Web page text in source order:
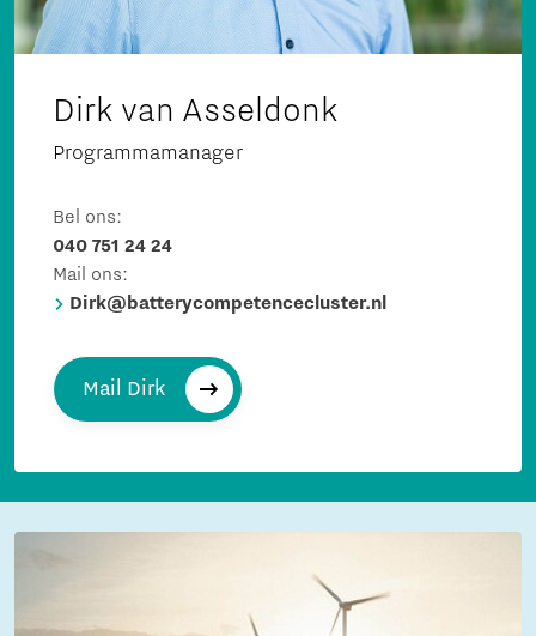
Dirk van Asseldonk
Programmamanager
Bel ons:
040 751 24 24
Mail ons:
Dirk@batterycompetencecluster.nl
Mail Dirk